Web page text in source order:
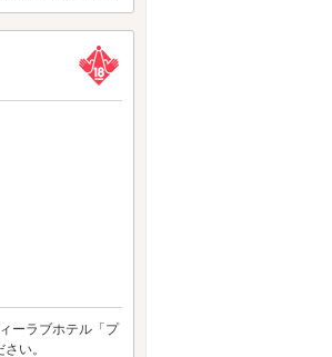
ーラブホテル「プ
い。